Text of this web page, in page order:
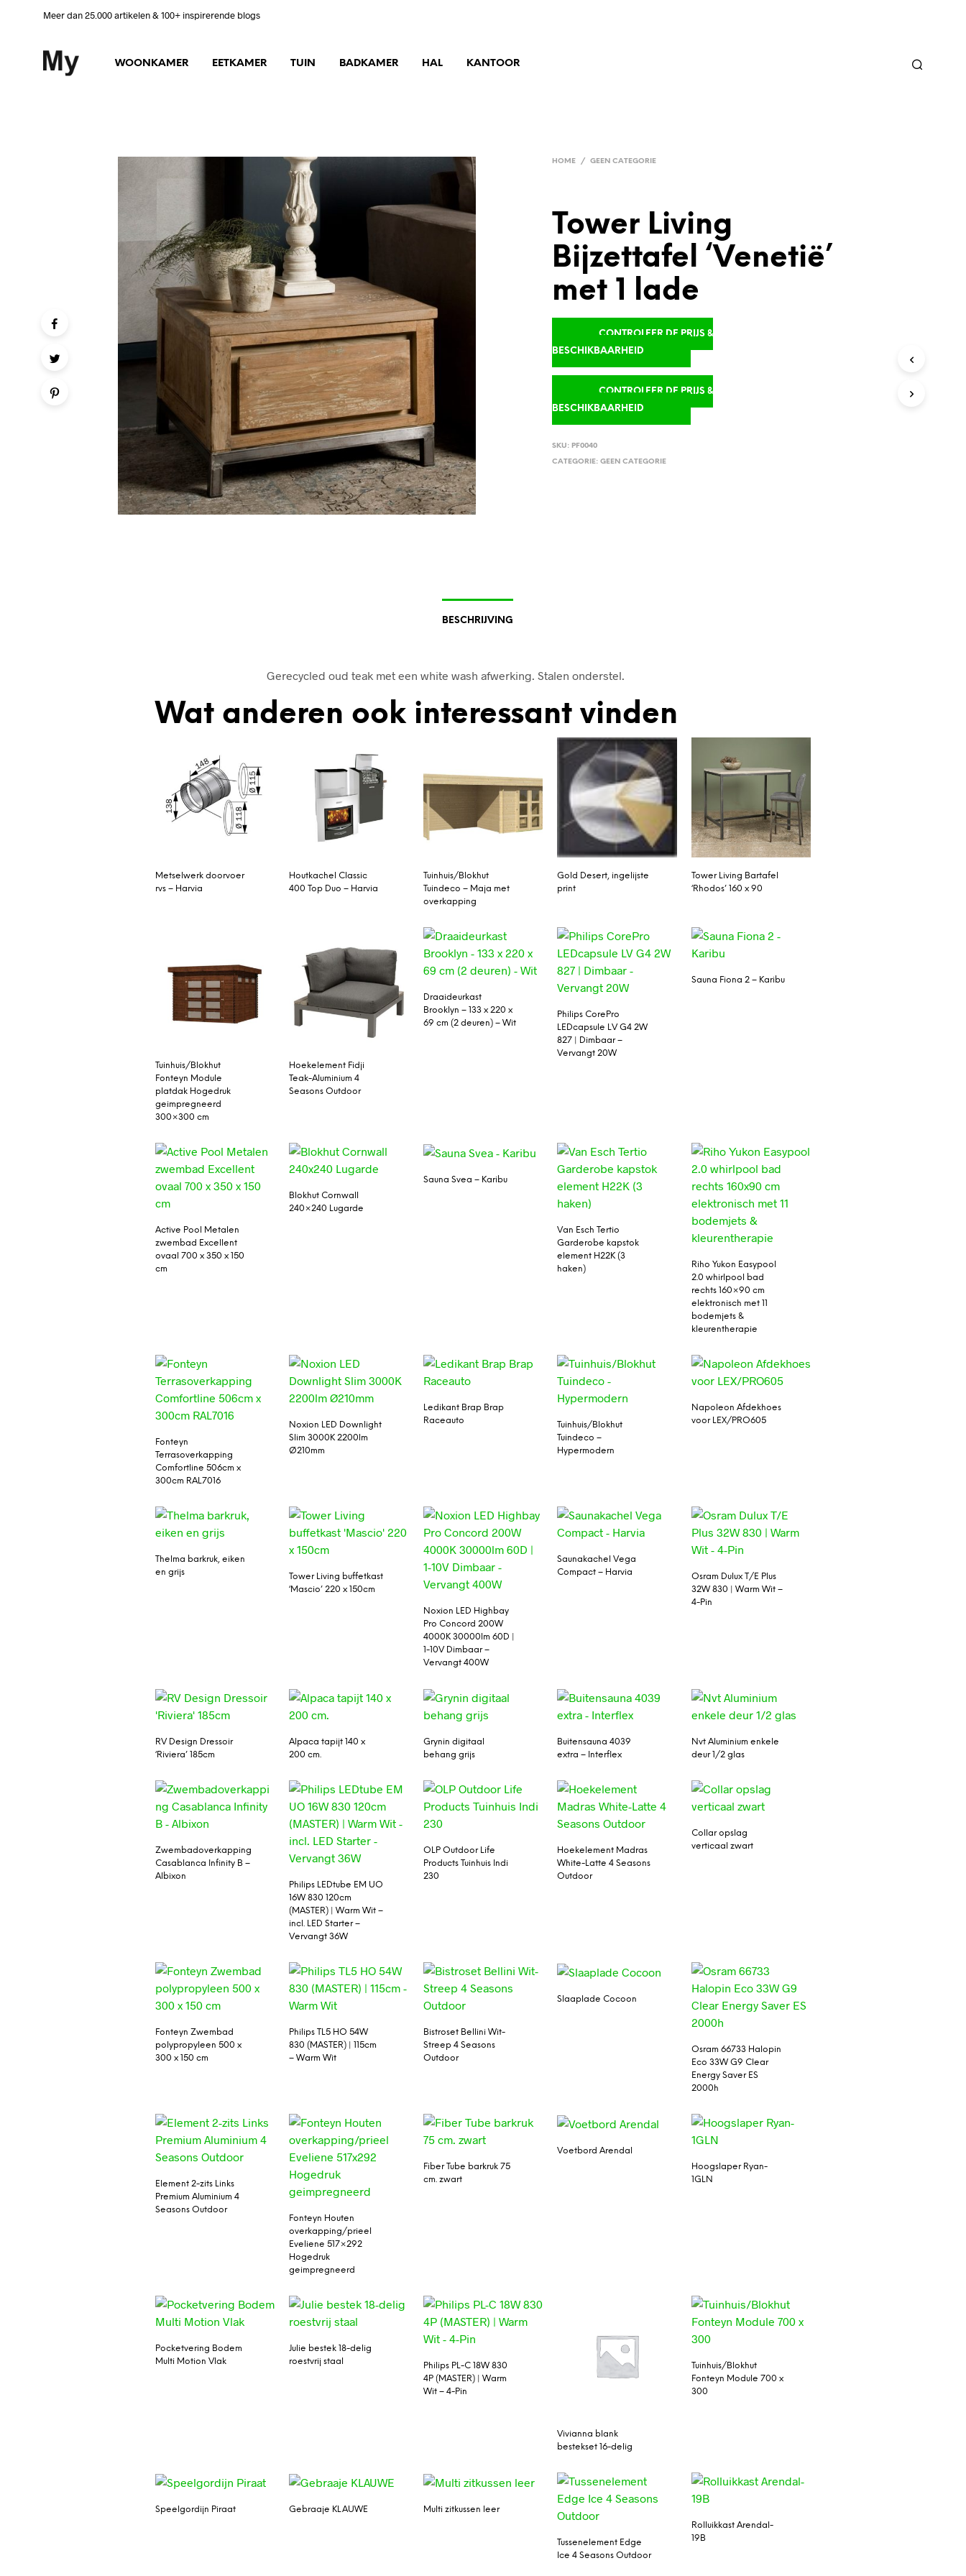
Meer dan 25.000 artikelen & 100+ inspirerende blogs
WOONKAMER EETKAMER TUIN BADKAMER HAL KANTOOR
HOME / GEEN CATEGORIE
Tower Living
Bijzettafel ‘Venetië’
met 1 lade
CONTROLEER DE PRIJS &
BESCHIKBAARHEID
CONTROLEER DE PRIJS &
BESCHIKBAARHEID
SKU: PF0040
CATEGORIE:GEEN CATEGORIE
BESCHRIJVING
Gerecycled oud teak met een white wash afwerking. Stalen onderstel.
Wat anderen ook interessant vinden
Metselwerk doorvoer
rvs – Harvia
Houtkachel Classic
400 Top Duo – Harvia
Tuinhuis/Blokhut
Tuindeco – Maja met
overkapping
Gold Desert, ingelijste
print
Tower Living Bartafel
‘Rhodos’ 160 x 90
Tuinhuis/Blokhut
Fonteyn Module
platdak Hogedruk
geimpregneerd
300×300 cm
Hoekelement Fidji
Teak-Aluminium 4
Seasons Outdoor
Draaideurkast
Brooklyn – 133 x 220 x
69 cm (2 deuren) – Wit
Philips CorePro
LEDcapsule LV G4 2W
827 | Dimbaar –
Vervangt 20W
Sauna Fiona 2 – Karibu
Active Pool Metalen
zwembad Excellent
ovaal 700 x 350 x 150
cm
Blokhut Cornwall
240×240 Lugarde
Sauna Svea – Karibu
Van Esch Tertio
Garderobe kapstok
element H22K (3
haken)
Riho Yukon Easypool
2.0 whirlpool bad
rechts 160×90 cm
elektronisch met 11
bodemjets &
kleurentherapie
Fonteyn
Terrasoverkapping
Comfortline 506cm x
300cm RAL7016
Noxion LED Downlight
Slim 3000K 2200lm
Ø210mm
Ledikant Brap Brap
Raceauto
Tuinhuis/Blokhut
Tuindeco –
Hypermodern
Napoleon Afdekhoes
voor LEX/PRO605
Thelma barkruk, eiken
en grijs
Tower Living buffetkast
‘Mascio’ 220 x 150cm
Noxion LED Highbay
Pro Concord 200W
4000K 30000lm 60D |
1-10V Dimbaar –
Vervangt 400W
Saunakachel Vega
Compact – Harvia
Osram Dulux T/E Plus
32W 830 | Warm Wit –
4-Pin
RV Design Dressoir
‘Riviera’ 185cm
Alpaca tapijt 140 x
200 cm.
Grynin digitaal
behang grijs
Buitensauna 4039
extra – Interflex
Nvt Aluminium enkele
deur 1/2 glas
Zwembadoverkapping
Casablanca Infinity B –
Albixon
Philips LEDtube EM UO
16W 830 120cm
(MASTER) | Warm Wit –
incl. LED Starter –
Vervangt 36W
OLP Outdoor Life
Products Tuinhuis Indi
230
Hoekelement Madras
White-Latte 4 Seasons
Outdoor
Collar opslag
verticaal zwart
Fonteyn Zwembad
polypropyleen 500 x
300 x 150 cm
Philips TL5 HO 54W
830 (MASTER) | 115cm
– Warm Wit
Bistroset Bellini Wit-
Streep 4 Seasons
Outdoor
Slaaplade Cocoon
Osram 66733 Halopin
Eco 33W G9 Clear
Energy Saver ES
2000h
Element 2-zits Links
Premium Aluminium 4
Seasons Outdoor
Fonteyn Houten
overkapping/prieel
Eveliene 517×292
Hogedruk
geimpregneerd
Fiber Tube barkruk 75
cm. zwart
Voetbord Arendal
Hoogslaper Ryan-
1GLN
Pocketvering Bodem
Multi Motion Vlak
Julie bestek 18-delig
roestvrij staal
Philips PL-C 18W 830
4P (MASTER) | Warm
Wit – 4-Pin
Vivianna blank
bestekset 16-delig
Tuinhuis/Blokhut
Fonteyn Module 700 x
300
Speelgordijn Piraat Gebraaje KLAUWE Multi zitkussen leer
Tussenelement Edge
Ice 4 Seasons Outdoor
Rolluikkast Arendal-
19B